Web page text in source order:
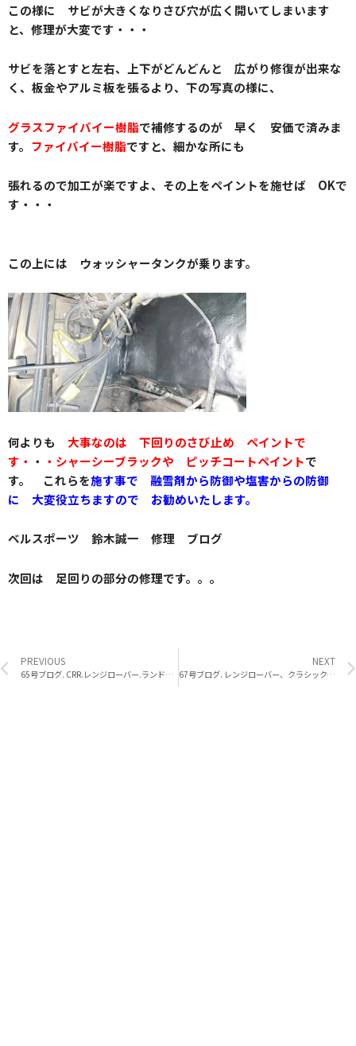
この様に サビが大きくなりさび穴が広く開いてしまいます
と、修理が大変です・・・
サビを落とすと左右、上下がどんどんと 広がり修復が出来な
く、板金やアルミ板を張るより、下の写真の様に、
グラスファイバイー樹脂で補修するのが 早く 安価で済みま
す。 ファイバイー樹脂ですと、細かな所にも
張れるので加工が楽ですよ、その上をペイントを施せば OKで
す・・・
この上には ウォッシャータンクが乗ります。
何よりも 大事なのは 下回りのさび止め ペイントで
す・ ・ ・ シャーシーブラックや ピッチコートペイントで
す。 これらを施す事で 融雪剤から防御や塩害からの防御
に 大変役立ちますので お勧めいたします。
ベルスポーツ 鈴木誠一 修理 ブログ
次回は 足回りの部分の修理です。。。
PREVIOUS
65号ブログ. CRR.レンジローバー.ランドローバー・ 下回り さび止め その2
NEXT
67号ブログ. レンジローバー、クラシック、エンド&エンドブーツ類の交換 その 1